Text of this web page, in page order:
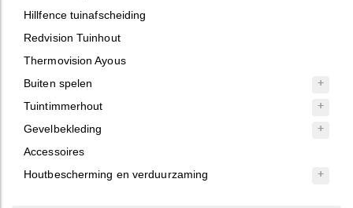
Hillfence tuinafscheiding
Redvision Tuinhout
Thermovision Ayous
Buiten spelen
Tuintimmerhout
Gevelbekleding
Accessoires
Houtbescherming en verduurzaming